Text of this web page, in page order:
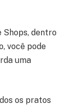
dentro
você pode
uma
os pratos